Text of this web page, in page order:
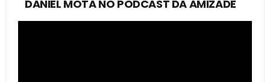
DANIEL MOTA NO PODCAST DA AMIZADE